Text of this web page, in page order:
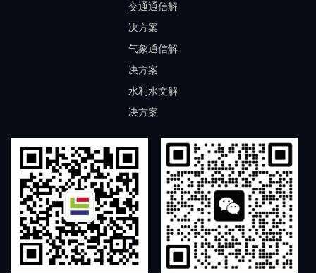
交通通信解
决方案
气象通信解
决方案
水利水文解
决方案